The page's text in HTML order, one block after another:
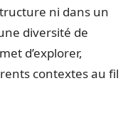
ni dans un
diversité de
d’explorer,
contextes au fil